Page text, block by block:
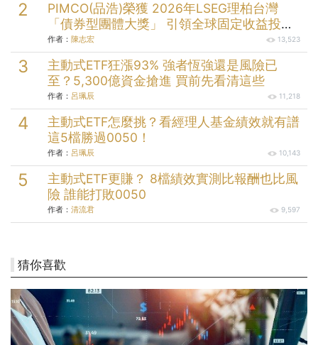
PIMCO(品浩)榮獲 2026年LSEG理柏台灣
「債券型團體大獎」 引領全球固定收益投資
逾半世紀的投資實力
作者： 陳志宏 13,523
主動式ETF狂漲93% 強者恆強還是風險已
至？5,300億資金搶進 買前先看清這些
作者： 呂珮辰 11,218
主動式ETF怎麼挑？看經理人基金績效就有譜
這5檔勝過0050！
作者： 呂珮辰 10,143
主動式ETF更賺？ 8檔績效實測比報酬也比風
險 誰能打敗0050
作者： 清流君 9,597
猜你喜歡